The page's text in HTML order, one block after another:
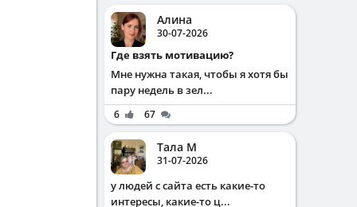
Алина
30-07-2026
Где взять мотивацию?
Мне нужна такая, чтобы я хотя бы
пару недель в зел...
6 67
Тала М
31-07-2026
у людей с сайта есть какие-то
интересы, какие-то ц...